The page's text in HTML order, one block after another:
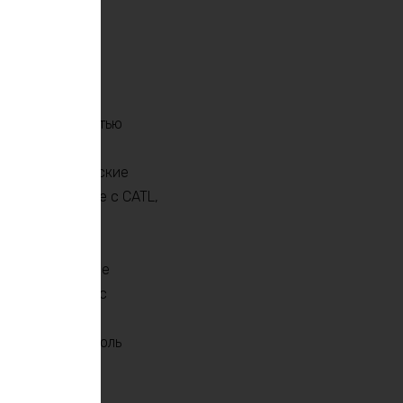
Ач, полностью
призматические
наравне с CATL,
и не
BMS с
контроль